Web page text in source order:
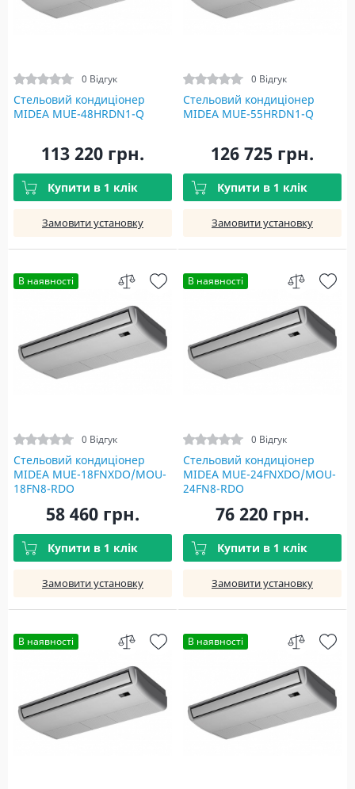
0 Відгук
Стельовий кондиціонер
MIDEA MUE-48HRDN1-Q
113 220 грн.
Купити в 1 клік
Замовити установку
0 Відгук
Стельовий кондиціонер
MIDEA MUE-55HRDN1-Q
126 725 грн.
Купити в 1 клік
Замовити установку
В наявності
0 Відгук
Стельовий кондиціонер
MIDEA MUE-18FNXDO/MOU-
18FN8-RDO
58 460 грн.
Купити в 1 клік
Замовити установку
В наявності
0 Відгук
Стельовий кондиціонер
MIDEA MUE-24FNXDO/MOU-
24FN8-RDO
76 220 грн.
Купити в 1 клік
Замовити установку
В наявності В наявності